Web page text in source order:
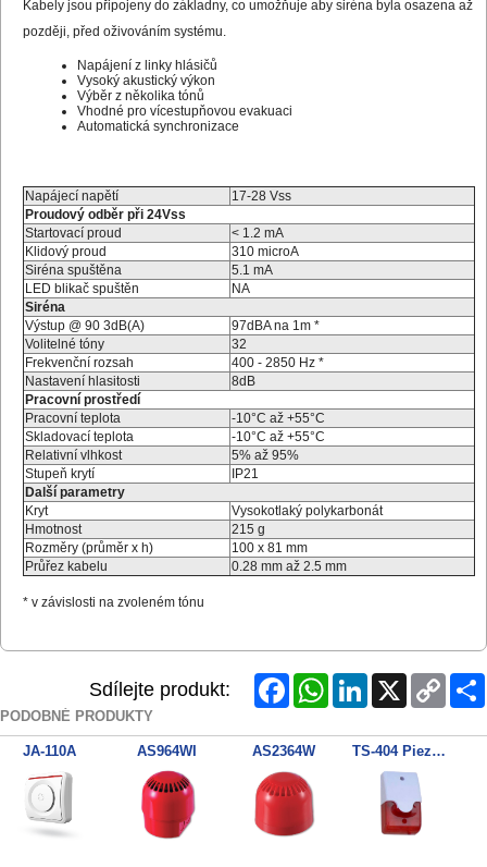
Kabely jsou připojeny do základny, co umožňuje aby siréna byla osazena až
později, před oživováním systému.
Napájení z linky hlásičů
Vysoký akustický výkon
Výběr z několika tónů
Vhodné pro vícestupňovou evakuaci
Automatická synchronizace
Napájecí napětí
17-28 Vss
Proudový odběr při 24Vss
Startovací proud
< 1.2 mA
Klidový proud
310 microA
Siréna spuštěna
5.1 mA
LED blikač spuštěn
NA
Siréna
Výstup @ 90 3dB(A)
97dBA na 1m *
Volitelné tóny
32
Frekvenční rozsah
400 - 2850 Hz *
Nastavení hlasitosti
8dB
Pracovní prostředí
Pracovní teplota
-10°C až +55°C
Skladovací teplota
-10°C až +55°C
Relativní vlhkost
5% až 95%
Stupeň krytí
IP21
Další parametry
Kryt
Vysokotlaký polykarbonát
Hmotnost
215 g
Rozměry (průměr x h)
100 x 81 mm
Průřez kabelu
0.28 mm až 2.5 mm
* v závislosti na zvoleném tónu
Sdílejte produkt: FacebookWhatsAppLinkedInX
Copy
Link
PODOBNÉ PRODUKTY
JA-110A AS964WI AS2364W TS-404 Piezo sirena s blikacem